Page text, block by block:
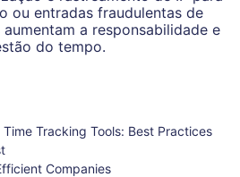
ou entradas fraudulentas de
a responsabilidade e
do tempo.
Tracking Tools: Best Practices
Companies